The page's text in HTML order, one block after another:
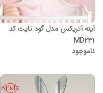
آینه آتریکس مدل گود نایت کد
MD231
ناموجود